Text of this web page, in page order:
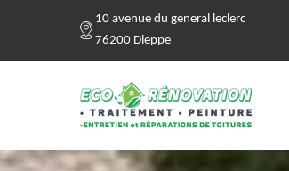
10 avenue du general leclerc
76200 Dieppe